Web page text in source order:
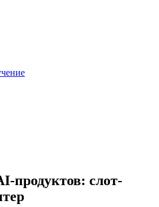
продуктов: слот-